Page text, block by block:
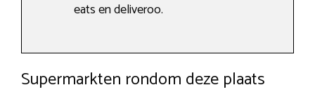
eats en deliveroo.
Supermarkten rondom deze plaats